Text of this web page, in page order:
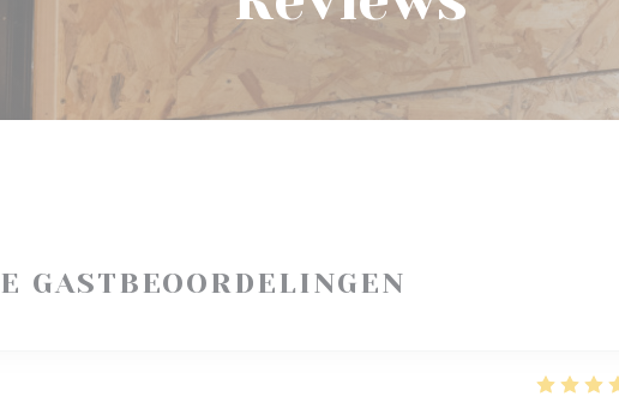
GASTBEOORDELINGEN